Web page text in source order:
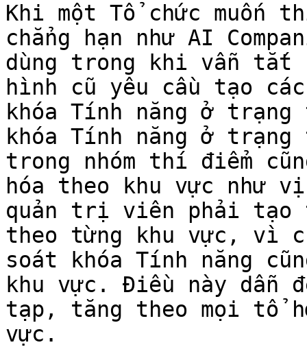
Khi một Tổ chức muốn
chẳng hạn như AI
dùng trong khi vẫn tắt
hình cũ yêu cầu tạo các
khóa Tính năng ở
khóa Tính năng ở
trong nhóm thí điểm
hóa theo khu vực
quản trị viên phải tạo
theo từng khu vực, vì
soát khóa Tính năng
khu vực. Điều này dẫn
tạp, tăng theo mọi tổ
vực.